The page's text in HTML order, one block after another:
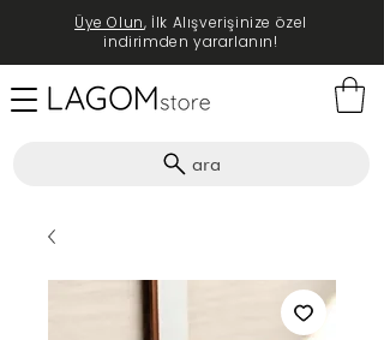
ara
Üye Olun, İlk Alışverişinize özel
indirimden yararlanın!